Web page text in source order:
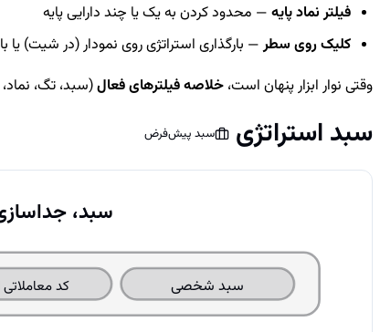
فیلتر نماد پایه — محدود کردن به یک یا چند دارایی پایه
کلیک روی سطر— بارگذاری استراتژی روی نمودار (در شیت)
وقتی نوار ابزار پنهان است، خلاصه فیلترهای فعال(سبد، تگ،
سبد استراتژی سبد پیش‌فرض
سبد،
سبد شخصی کد